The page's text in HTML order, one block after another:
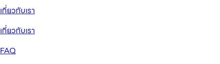
เกี่ยวกับเรา
เกี่ยวกับเรา
FAQ